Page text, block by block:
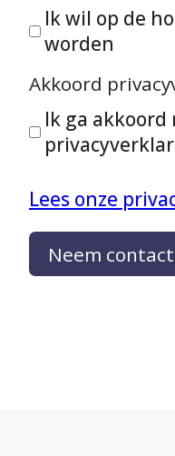
Ik wil op de
worden
Akkoord
Ik ga akkoord
Lees onze
Neem